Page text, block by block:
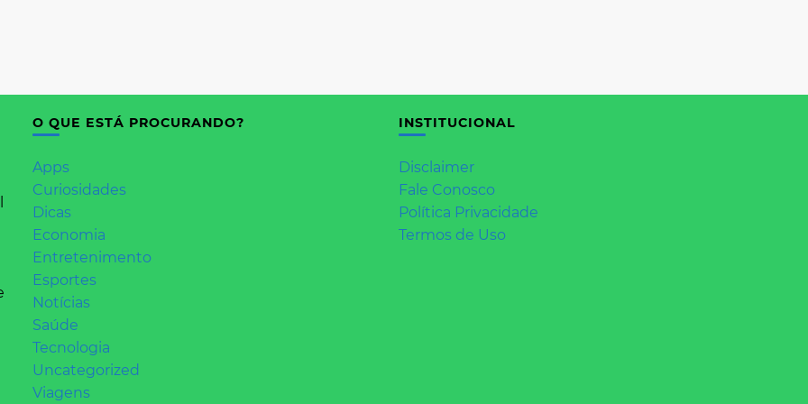
O QUE ESTÁ PROCURANDO?
Apps
Curiosidades
Dicas
Economia
Entretenimento
Esportes
Notícias
Saúde
Tecnologia
Uncategorized
Viagens
INSTITUCIONAL
Disclaimer
Fale Conosco
Política Privacidade
Termos de Uso